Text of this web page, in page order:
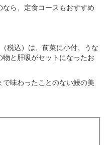
ら、定食コースもおすすめ
税込）は、前菜に小付、うな
と肝吸がセットになったお
味わったことのない鰻の美